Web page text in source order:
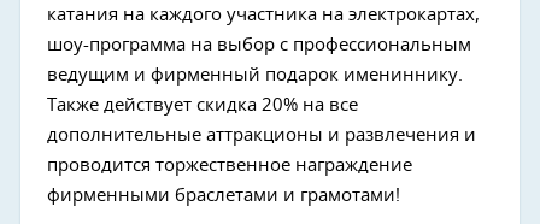
катания на каждого участника на электрокартах,
шоу-программа на выбор с профессиональным
ведущим и фирменный подарок имениннику.
Также действует скидка 20% на все
дополнительные аттракционы и развлечения и
проводится торжественное награждение
фирменными браслетами и грамотами!